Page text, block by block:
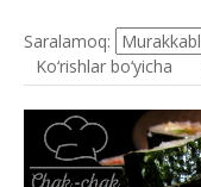
Saralamoq:
Ko‘rishlar bo‘yicha